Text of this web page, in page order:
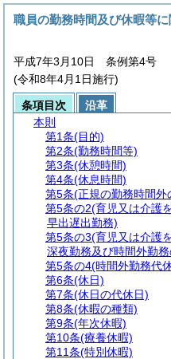
職員の勤務時間及び休暇等に
平成7年3月10日 条例第4号
(令和8年4月1日施行)
条項目次
沿革
本則
第1条(目的)
第2条(勤務時間等)
第3条(休憩時間)
第4条(休息時間)
第5条(正規の勤務時間外
第5条の2(育児又は介護
早出遅出勤務)
第5条の3(育児又は介護
深夜勤務及び時間外勤
第5条の4(時間外勤務代
第6条(休日)
第7条(休日の代休日)
第8条(休暇の種類)
第9条(年次休暇)
第10条(療養休暇)
第11条(特別休暇)